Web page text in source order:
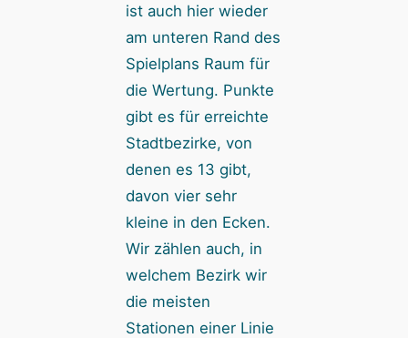
ist auch hier wieder
am unteren Rand des
Spielplans Raum für
die Wertung. Punkte
gibt es für erreichte
Stadtbezirke, von
denen es 13 gibt,
davon vier sehr
kleine in den Ecken.
Wir zählen auch, in
welchem Bezirk wir
die meisten
Stationen einer Linie